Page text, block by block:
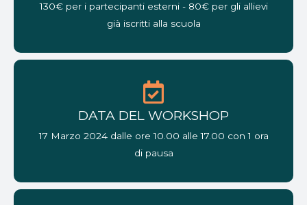
130€ per i partecipanti esterni - 80€ per gli allievi
già iscritti alla scuola
DATA DEL WORKSHOP
17 Marzo 2024 dalle ore 10.00 alle 17.00 con 1 ora
di pausa